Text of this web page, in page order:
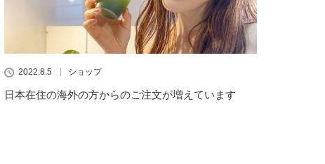
2022.8.5 ショップ
日本在住の海外の方からのご注文が増えています